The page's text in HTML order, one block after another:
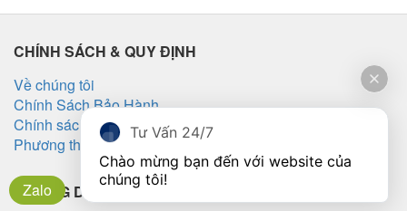
CHÍNH SÁCH & QUY ĐỊNH
Về chúng tôi
Chính Sách Bảo Hành
Chính sách bảo mật
Phương thức thanh toán
HƯỚNG DẪN SỬ DỤNG
Zalo
Tư Vấn 24/7
Chào mừng bạn đến với website của
chúng tôi!